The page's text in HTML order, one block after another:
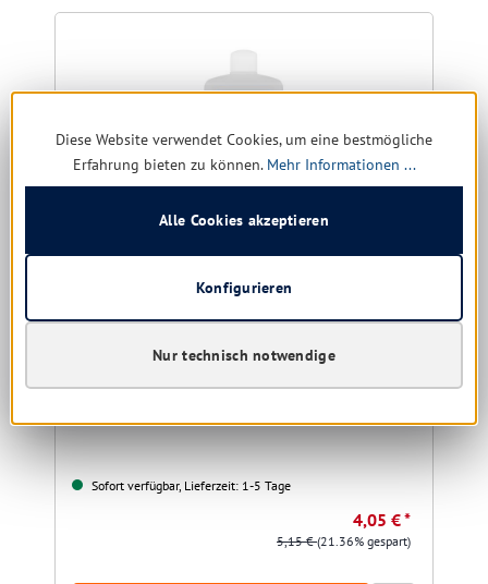
Tana green Care Lavamani Zero%
Handseife mit Pflegeeffekt
Größe: 1 ltr. | 500 ml
Sofort verfügbar, Lieferzeit: 1-5 Tage
4,05 € *
5,15 €(21.36% gespart)
Diese Website verwendet Cookies, um eine bestmögliche
Erfahrung bieten zu können. Mehr Informationen ...
Nur technisch notwendige
Konfigurieren
Alle Cookies akzeptieren